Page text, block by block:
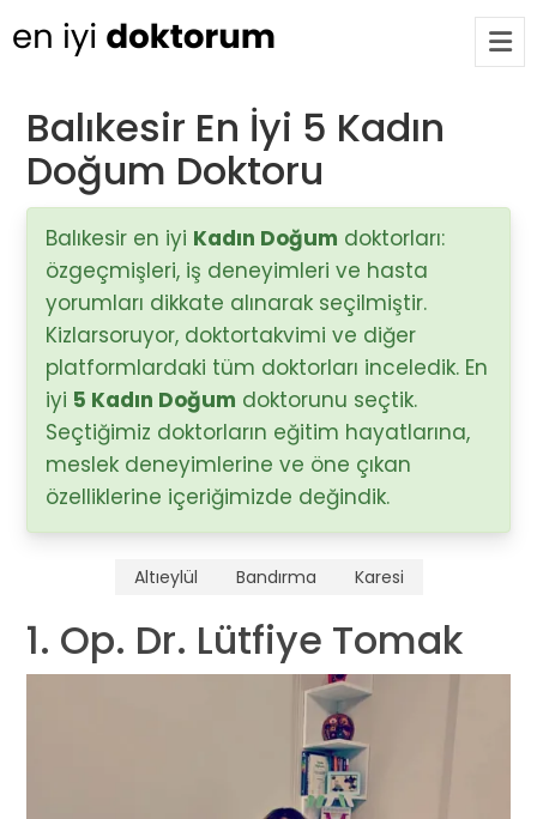
Op. Dr. Ayşecan Enmutlu
Adana / Seyhan
Doç. Dr. Songül Alemdaroğlu
Adana / Seyhan
Tüm Doktorlar
Tüm doktorları göster
Balıkesir En İyi 5 Kadın
Doğum Doktoru
Balıkesir en iyi Kadın Doğum doktorları:
özgeçmişleri, iş deneyimleri ve hasta
yorumları dikkate alınarak seçilmiştir.
Kizlarsoruyor, doktortakvimi ve diğer
platformlardaki tüm doktorları inceledik. En
iyi 5 Kadın Doğum doktorunu seçtik.
Seçtiğimiz doktorların eğitim hayatlarına,
meslek deneyimlerine ve öne çıkan
özelliklerine içeriğimizde değindik.
Altıeylül Bandırma Karesi
1. Op. Dr. Lütfiye Tomak